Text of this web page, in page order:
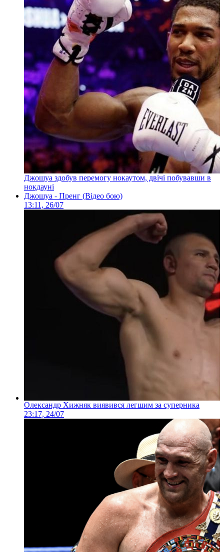
Джошуа здобув перемогу нокаутом, двічі побувавши в
нокдауні
Джошуа - Пренг (Відео бою)
13:11, 26/07
Олександр Хижняк виявився легшим за суперника
23:17, 24/07